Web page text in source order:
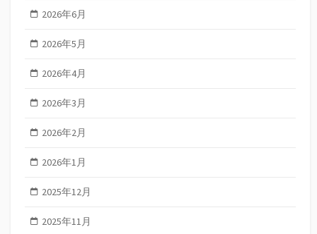
2026年6月
2026年5月
2026年4月
2026年3月
2026年2月
2026年1月
2025年12月
2025年11月